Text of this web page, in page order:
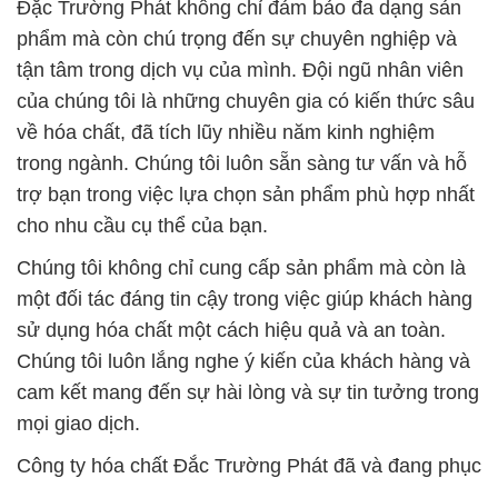
Đặc Trường Phát không chỉ đảm bảo đa dạng sản
phẩm mà còn chú trọng đến sự chuyên nghiệp và
tận tâm trong dịch vụ của mình. Đội ngũ nhân viên
của chúng tôi là những chuyên gia có kiến thức sâu
về hóa chất, đã tích lũy nhiều năm kinh nghiệm
trong ngành. Chúng tôi luôn sẵn sàng tư vấn và hỗ
trợ bạn trong việc lựa chọn sản phẩm phù hợp nhất
cho nhu cầu cụ thể của bạn.
Chúng tôi không chỉ cung cấp sản phẩm mà còn là
một đối tác đáng tin cậy trong việc giúp khách hàng
sử dụng hóa chất một cách hiệu quả và an toàn.
Chúng tôi luôn lắng nghe ý kiến của khách hàng và
cam kết mang đến sự hài lòng và sự tin tưởng trong
mọi giao dịch.
Công ty hóa chất Đắc Trường Phát đã và đang phục